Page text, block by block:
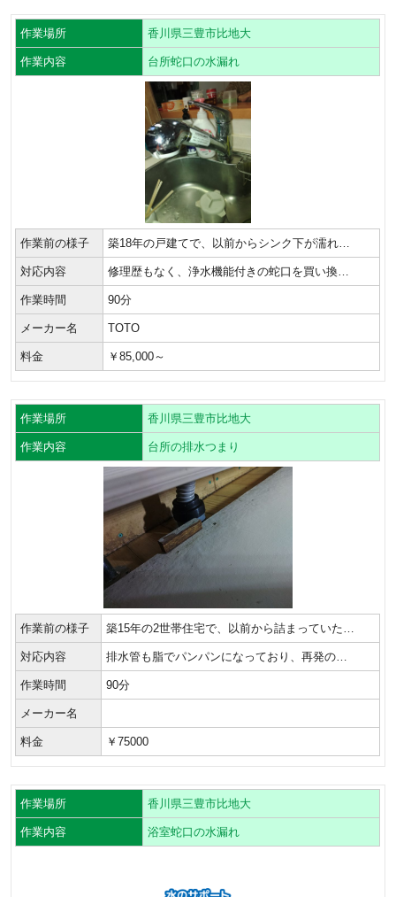
作業場所 香川県三豊市比地大
作業内容 台所蛇口の水漏れ
作業前の様子 築18年の戸建てで、以前からシンク下が濡れ…
対応内容 修理歴もなく、浄水機能付きの蛇口を買い換…
作業時間 90分
メーカー名 TOTO
料金 ￥85,000～
作業場所 香川県三豊市比地大
作業内容 台所の排水つまり
作業前の様子 築15年の2世帯住宅で、以前から詰まっていた…
対応内容 排水管も脂でパンパンになっており、再発の…
作業時間 90分
メーカー名
料金 ￥75000
作業場所 香川県三豊市比地大
作業内容 浴室蛇口の水漏れ